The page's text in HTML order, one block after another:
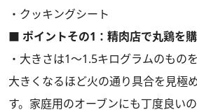
・クッキングシート
■ ポイントその1：精肉店で丸鶏を購
・大きさは1～1.5キログラムのもの
大きくなるほど火の通り具合を見極
す。家庭用のオーブンにも丁度良い